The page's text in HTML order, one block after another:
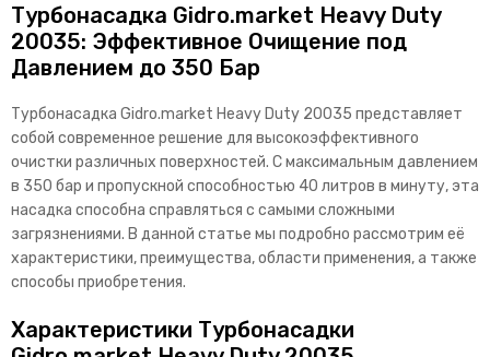
Турбонасадка Gidro.market Heavy Duty
20035: Эффективное Очищение под
Давлением до 350 Бар
Турбонасадка Gidro.market Heavy Duty 20035 представляет
собой современное решение для высокоэффективного
очистки различных поверхностей. С максимальным давлением
в 350 бар и пропускной способностью 40 литров в минуту, эта
насадка способна справляться с самыми сложными
загрязнениями. В данной статье мы подробно рассмотрим её
характеристики, преимущества, области применения, а также
способы приобретения.
Характеристики Турбонасадки